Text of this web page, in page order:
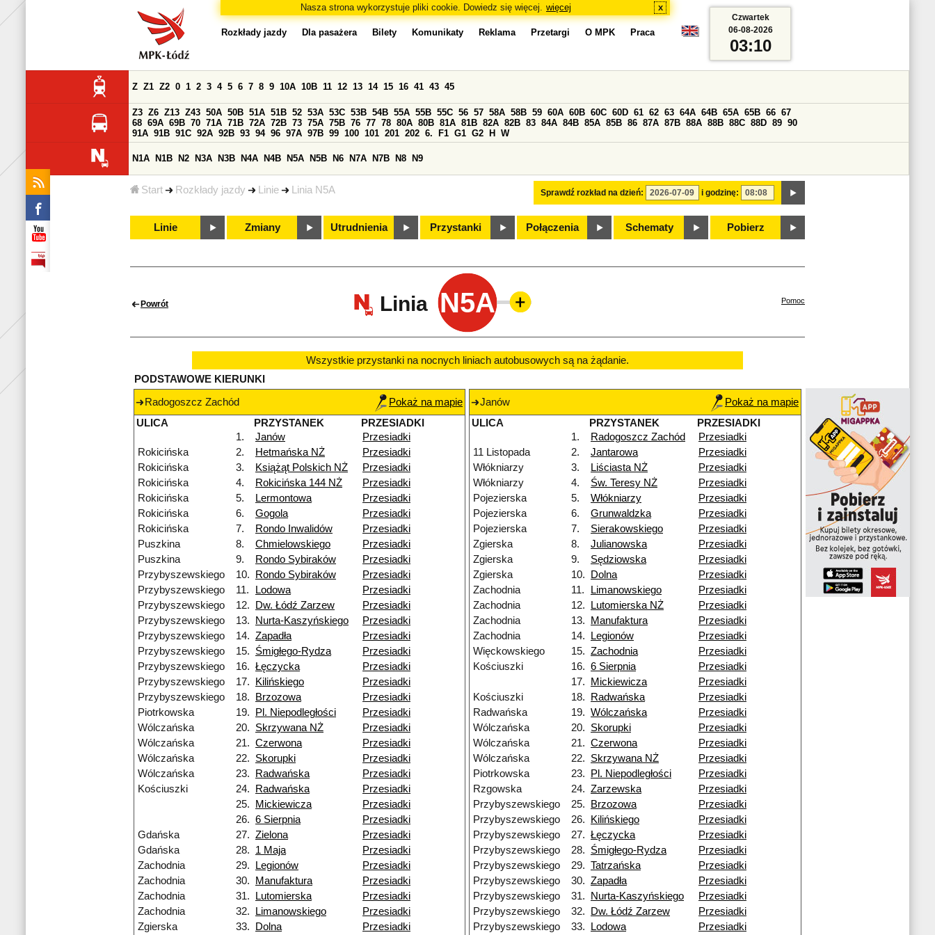
Nasza strona wykorzystuje pliki cookie. Dowiedz się więcej. więcej x
Start Rozkłady jazdy Linie Linia N5A
Rozkłady jazdy Dla pasażera Bilety Komunikaty Reklama Przetargi O MPK Praca
Sprawdź rozkład na dzień: i godzinę:
Z Z1 Z2 0 1 2 3 4 5 6 7 8 9 10A 10B 11 12 13 14 15 16 41 43 45
Z3 Z6 Z13 Z43 50A 50B 51A 51B 52 53A 53C 53B 54B 55A 55B 55C 56 57 58A 58B 59 60A 60B 60C 60D 61 62 63 64A 64B 65A 65B 66 67
68 69A 69B 70 71A 71B 72A 72B 73 75A 75B 76 77 78 80A 80B 81A 81B 82A 82B 83 84A 84B 85A 85B 86 87A 87B 88A 88B 88C 88D 89 90
91A 91B 91C 92A 92B 93 94 96 97A 97B 99 100 101 201 202 6. F1 G1 G2 H W
N1A N1B N2 N3A N3B N4A N4B N5A N5B N6 N7A N7B N8 N9
Linie Zmiany Utrudnienia Przystanki Połączenia Schematy Pobierz
Czwartek
06-08-2026
03:10
Powrót Linia N5A Pomoc
Wszystkie przystanki na nocnych liniach autobusowych są na żądanie.
PODSTAWOWE KIERUNKI
Radogoszcz Zachód
Pokaż na mapie
ULICA
PRZYSTANEK
PRZESIADKI
1.
Janów
Przesiadki
Rokicińska
2. Hetmańska NŻ
Przesiadki
Rokicińska
3. Książąt Polskich NŻ
Przesiadki
Rokicińska
4. Rokicińska 144 NŻ
Przesiadki
Rokicińska
5. Lermontowa
Przesiadki
Rokicińska
6. Gogola
Przesiadki
Rokicińska
7. Rondo Inwalidów
Przesiadki
Puszkina
8. Chmielowskiego
Przesiadki
Puszkina
9. Rondo Sybiraków
Przesiadki
Przybyszewskiego
10. Rondo Sybiraków
Przesiadki
Przybyszewskiego
11. Lodowa
Przesiadki
Przybyszewskiego
12. Dw. Łódź Zarzew
Przesiadki
Przybyszewskiego
13. Nurta-Kaszyńskiego
Przesiadki
Przybyszewskiego
14. Zapadła
Przesiadki
Przybyszewskiego
15. Śmigłego-Rydza
Przesiadki
Przybyszewskiego
16. Łęczycka
Przesiadki
Przybyszewskiego
17. Kilińskiego
Przesiadki
Przybyszewskiego
18. Brzozowa
Przesiadki
Piotrkowska
19. Pl. Niepodległości
Przesiadki
Wólczańska
20. Skrzywana NŻ
Przesiadki
Wólczańska
21. Czerwona
Przesiadki
Wólczańska
22. Skorupki
Przesiadki
Wólczańska
23. Radwańska
Przesiadki
Kościuszki
24. Radwańska
Przesiadki
25.
Mickiewicza
Przesiadki
26. 6 Sierpnia
Przesiadki
Gdańska
27. Zielona
Przesiadki
Gdańska
28. 1 Maja
Przesiadki
Zachodnia
29. Legionów
Przesiadki
Zachodnia
30. Manufaktura
Przesiadki
Zachodnia
31. Lutomierska
Przesiadki
Zachodnia
32. Limanowskiego
Przesiadki
Zgierska
33. Dolna Przesiadki
Janów
Pokaż na mapie
ULICA
PRZYSTANEK
PRZESIADKI
1.
Radogoszcz Zachód
Przesiadki
11 Listopada
2. Jantarowa
Przesiadki
Włókniarzy
3. Liściasta NŻ
Przesiadki
Włókniarzy
4. Św. Teresy NŻ
Przesiadki
Pojezierska
5. Włókniarzy
Przesiadki
Pojezierska
6. Grunwaldzka
Przesiadki
Pojezierska
7. Sierakowskiego
Przesiadki
Zgierska
8. Julianowska
Przesiadki
Zgierska
9. Sędziowska
Przesiadki
Zgierska
10. Dolna
Przesiadki
Zachodnia
11. Limanowskiego
Przesiadki
Zachodnia
12. Lutomierska NŻ
Przesiadki
Zachodnia
13. Manufaktura
Przesiadki
Zachodnia
14. Legionów
Przesiadki
Więckowskiego
15. Zachodnia
Przesiadki
Kościuszki
16. 6 Sierpnia
Przesiadki
17.
Mickiewicza
Przesiadki
Kościuszki
18. Radwańska
Przesiadki
Radwańska
19. Wólczańska
Przesiadki
Wólczańska
20. Skorupki
Przesiadki
Wólczańska
21. Czerwona
Przesiadki
Wólczańska
22. Skrzywana NŻ
Przesiadki
Piotrkowska
23. Pl. Niepodległości
Przesiadki
Rzgowska
24. Zarzewska
Przesiadki
Przybyszewskiego
25. Brzozowa
Przesiadki
Przybyszewskiego
26. Kilińskiego
Przesiadki
Przybyszewskiego
27. Łęczycka
Przesiadki
Przybyszewskiego
28. Śmigłego-Rydza
Przesiadki
Przybyszewskiego
29. Tatrzańska
Przesiadki
Przybyszewskiego
30. Zapadła
Przesiadki
Przybyszewskiego
31. Nurta-Kaszyńskiego
Przesiadki
Przybyszewskiego
32. Dw. Łódź Zarzew
Przesiadki
Przybyszewskiego
33. Lodowa Przesiadki